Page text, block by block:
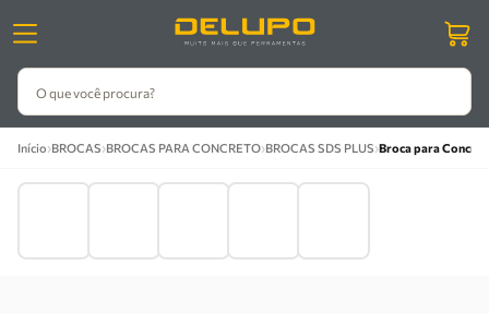
O que você procura?
Início›BROCAS›BROCAS PARA CONCRETO›BROCAS SDS PLUS›Broca para